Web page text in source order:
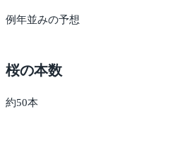
例年並みの予想
桜の本数
約50本